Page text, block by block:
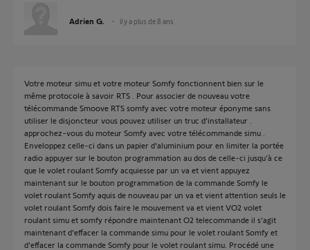
Adrien G. il y a plus de 8 ans
Votre moteur simu et votre moteur Somfy fonctionnent bien sur le
même protocole à savoir RTS . Pour associer de nouveau votre
télécommande Smoove RTS somfy avec votre moteur éponyme sans
utiliser le disjoncteur vous pouvez utiliser un truc d'installateur .
approchez-vous du moteur Somfy avec votre télécommande simu .
Enveloppez celle-ci dans un papier d'aluminium pour en limiter la portée
radio appuyer sur le bouton programmation au dos de celle-ci jusqu'à ce
que le volet roulant Somfy acquiesse par un va et vient appuyez
maintenant sur le bouton programmation de la commande Somfy le
volet roulant Somfy aquis de nouveau par un va et vient attention seuls le
volet roulant Somfy dois faire le mouvement va et vient VO2 volet
roulant simu et somfy répondre maintenant O2 telecommande il s'agit
maintenant d'effacer la commande simu pour le volet roulant Somfy et
d'effacer la commande Somfy pour le volet roulant simu. Procédé une